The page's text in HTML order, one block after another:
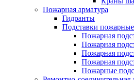
Пожарная арматура
Гидранты
Подставки пожарные
Пожарная
Пожарная
Пожарная
Пожарная
Пожарные